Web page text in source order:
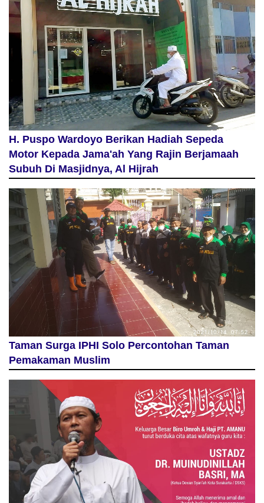
H. Puspo Wardoyo Berikan Hadiah Sepeda
Motor Kepada Jama'ah Yang Rajin Berjamaah
Subuh Di Masjidnya, Al Hijrah
Taman Surga IPHI Solo Percontohan Taman
Pemakaman Muslim